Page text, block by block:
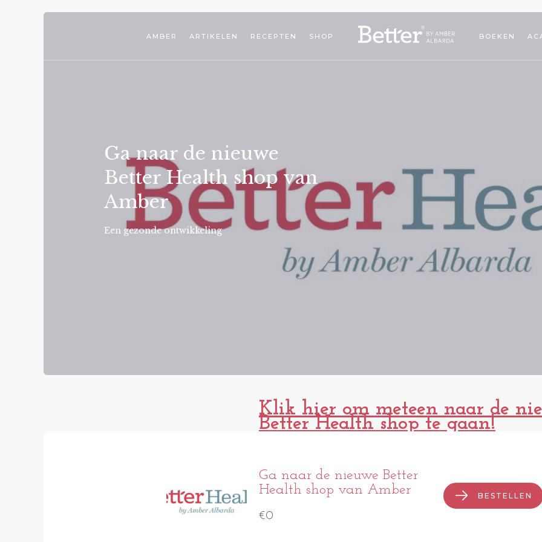
AMBER ARTIKELEN RECEPTEN SHOP BOEKEN
Ga naar de nieuwe
Better Health shop van
Amber
Een gezonde ontwikkeling
Klik hier om meteen naar de
Better Health shop te gaan!
Ga naar de nieuwe Better
Health shop van Amber
€0
BESTELLEN